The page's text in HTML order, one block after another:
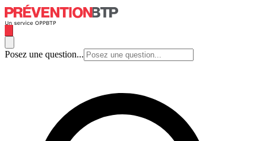
Posez une question...